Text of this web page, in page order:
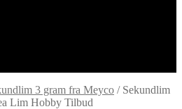
3 gram fra Meyco / Sekundlim
Lim Hobby Tilbud